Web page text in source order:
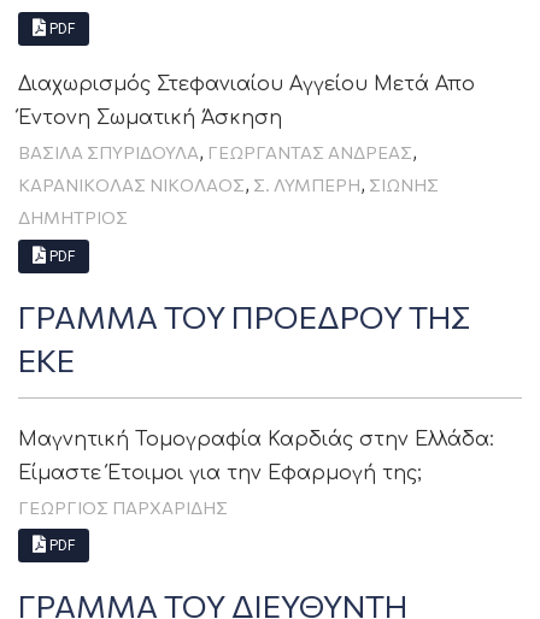
PDF
Διαχωρισμός Στεφανιαίου Αγγείου Μετά Απο
Έντονη Σωματική Άσκηση
ΒΑΣΙΛΑ ΣΠΥΡΙΔΟΥΛΑ, ΓΕΩΡΓΑΝΤΑΣ ΑΝΔΡΕΑΣ,
ΚΑΡΑΝΙΚΟΛΑΣ ΝΙΚΟΛΑΟΣ, Σ. ΛΥΜΠΈΡΗ, ΣΙΩΝΗΣ
ΔΗΜΗΤΡΙΟΣ
PDF
ΓΡΑΜΜΑ ΤΟΥ ΠΡΟΕΔΡΟΥ ΤΗΣ
ΕΚΕ
Μαγνητική Τομογραφία Καρδιάς στην Ελλάδα:
Είμαστε Έτοιμοι για την Εφαρμογή της;
ΓΕΩΡΓΙΟΣ ΠΑΡΧΑΡΙΔΗΣ
PDF
ΓΡΑΜΜΑ ΤΟΥ ΔΙΕΥΘΥΝΤΗ